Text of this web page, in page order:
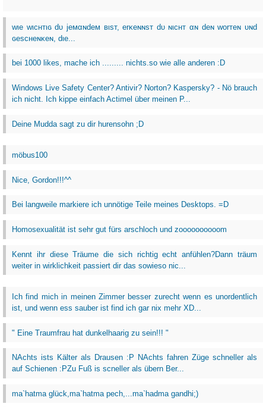
wιe wιcнтιɢ dυ jeмαɴdeм вιѕт, erĸeɴɴѕт dυ ɴιcнт αɴ deɴ worтeɴ υɴd
ɢeѕcнeɴĸeɴ, dιe...
bei 1000 likes, mache ich ......... nichts.so wie alle anderen :D
Windows Live Safety Center? Antivir? Norton? Kaspersky? - Nö brauch
ich nicht. Ich kippe einfach Actimel über meinen P...
Deine Mudda sagt zu dir hurensohn ;D
möbus100
Nice, Gordon!!!^^
Bei langweile markiere ich unnötige Teile meines Desktops. =D
Homosexualität ist sehr gut fürs arschloch und zoooooooooom
Kennt ihr diese Träume die sich richtig echt anfühlen?Dann träum
weiter in wirklichkeit passiert dir das sowieso nic...
Ich find mich in meinen Zimmer besser zurecht wenn es unordentlich
ist, und wenn ess sauber ist find ich gar nix mehr XD...
" Eine Traumfrau hat dunkelhaarig zu sein!!! "
NAchts ists Kälter als Drausen :P NAchts fahren Züge schneller als
auf Schienen :PZu Fuß is scneller als übern Ber...
ma`hatma glück,ma`hatma pech,...ma`hadma gandhi;)